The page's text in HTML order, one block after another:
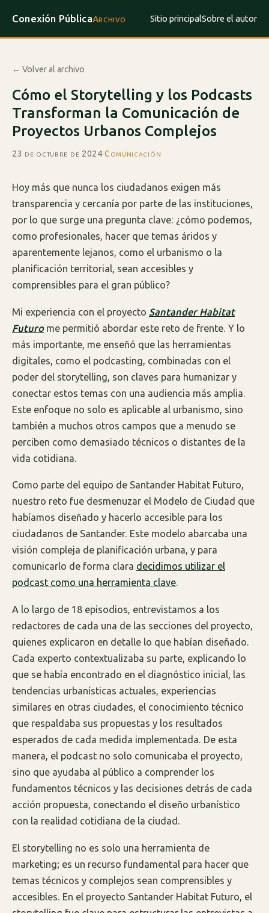
Conexión PúblicaArchivo Sitio principalSobre el autor
← Volver al archivo
Cómo el Storytelling y los Podcasts
Transforman la Comunicación de
Proyectos Urbanos Complejos
23 de octubre de 2024·Comunicación
Hoy más que nunca los ciudadanos exigen más
transparencia y cercanía por parte de las instituciones,
por lo que surge una pregunta clave: ¿cómo podemos,
como profesionales, hacer que temas áridos y
aparentemente lejanos, como el urbanismo o la
planificación territorial, sean accesibles y
comprensibles para el gran público?
Mi experiencia con el proyecto Santander Habitat
Futurome permitió abordar este reto de frente. Y lo
más importante, me enseñó que las herramientas
digitales, como el podcasting, combinadas con el
poder del storytelling, son claves para humanizar y
conectar estos temas con una audiencia más amplia.
Este enfoque no solo es aplicable al urbanismo, sino
también a muchos otros campos que a menudo se
perciben como demasiado técnicos o distantes de la
vida cotidiana.
Como parte del equipo de Santander Habitat Futuro,
nuestro reto fue desmenuzar el Modelo de Ciudad que
habíamos diseñado y hacerlo accesible para los
ciudadanos de Santander. Este modelo abarcaba una
visión compleja de planificación urbana, y para
comunicarlo de forma clara decidimos utilizar el
podcast como una herramienta clave.
A lo largo de 18 episodios, entrevistamos a los
redactores de cada una de las secciones del proyecto,
quienes explicaron en detalle lo que habían diseñado.
Cada experto contextualizaba su parte, explicando lo
que se había encontrado en el diagnóstico inicial, las
tendencias urbanísticas actuales, experiencias
similares en otras ciudades, el conocimiento técnico
que respaldaba sus propuestas y los resultados
esperados de cada medida implementada. De esta
manera, el podcast no solo comunicaba el proyecto,
sino que ayudaba al público a comprender los
fundamentos técnicos y las decisiones detrás de cada
acción propuesta, conectando el diseño urbanístico
con la realidad cotidiana de la ciudad.
El storytelling no es solo una herramienta de
marketing; es un recurso fundamental para hacer que
temas técnicos y complejos sean comprensibles y
accesibles. En el proyecto Santander Habitat Futuro, el